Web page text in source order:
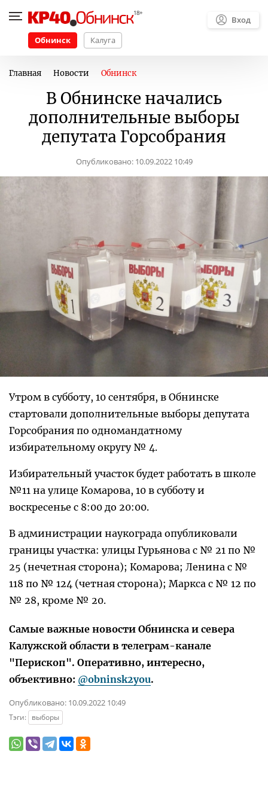
Обнинск Калуга
Вход
Главная Новости Обнинск
В Обнинске начались
дополнительные выборы
депутата Горсобрания
Опубликовано: 10.09.2022 10:49
Утром в субботу, 10 сентября, в Обнинске
стартовали дополнительные выборы депутата
Горсобрания по одномандатному
избирательному округу № 4.
Избирательный участок будет работать в школе
№11 на улице Комарова, 10 в субботу и
воскресенье с 8:00 до 20:00.
В администрации наукограда опубликовали
границы участка: улицы Гурьянова с № 21 по №
25 (нечетная сторона); Комарова; Ленина с №
118 по № 124 (четная сторона); Маркса с № 12 по
№ 28, кроме № 20.
Самые важные новости Обнинска и севера
Калужской области в телеграм-канале
"Перископ". Оперативно, интересно,
объективно: @obninsk2you.
Опубликовано: 10.09.2022 10:49
Тэги: выборы